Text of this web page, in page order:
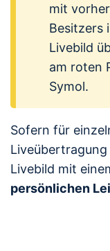
mit
Besitzers
Livebild
am roten
Symol.
Sofern für
Livebild mit
persönlichen